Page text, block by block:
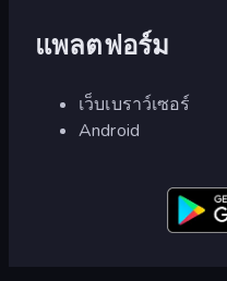
แพลตฟอร์ม
เว็บเบราว์เซอร์
Android